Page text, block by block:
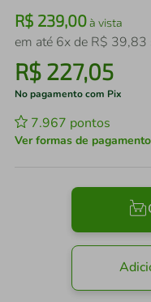
R$ 239,00à vista
em até 6x de R$ 39,83
R$ 227,05
No pagamento com Pix
7.967 pontos
Ver formas de pagamento